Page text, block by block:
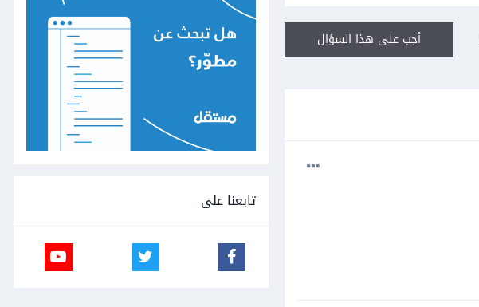
أجب على هذا السؤال
تابعنا على